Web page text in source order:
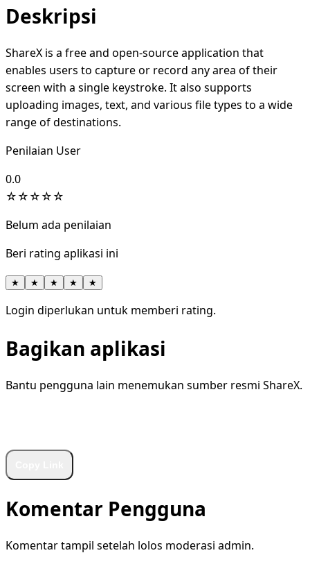
Deskripsi
ShareX is a free and open-source application that
enables users to capture or record any area of their
screen with a single keystroke. It also supports
uploading images, text, and various file types to a wide
range of destinations.
Penilaian User
0.0
☆☆☆☆☆
Belum ada penilaian
Beri rating aplikasi ini
★ ★ ★ ★ ★
Login diperlukan untuk memberi rating.
Bagikan aplikasi
Bantu pengguna lain menemukan sumber resmi ShareX.
Komentar Pengguna
Komentar tampil setelah lolos moderasi admin.